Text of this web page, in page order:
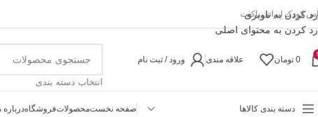
رد کردن به ناوبری
رد کردن به محتوای اصلی
کودک ایرانی پاکیت
0 تومان علاقه مندی ورود / ثبت نام
انتخاب دسته بندی
دسته بندی کالاها صفحه نخستمحصولاتفروشگاهدرباره